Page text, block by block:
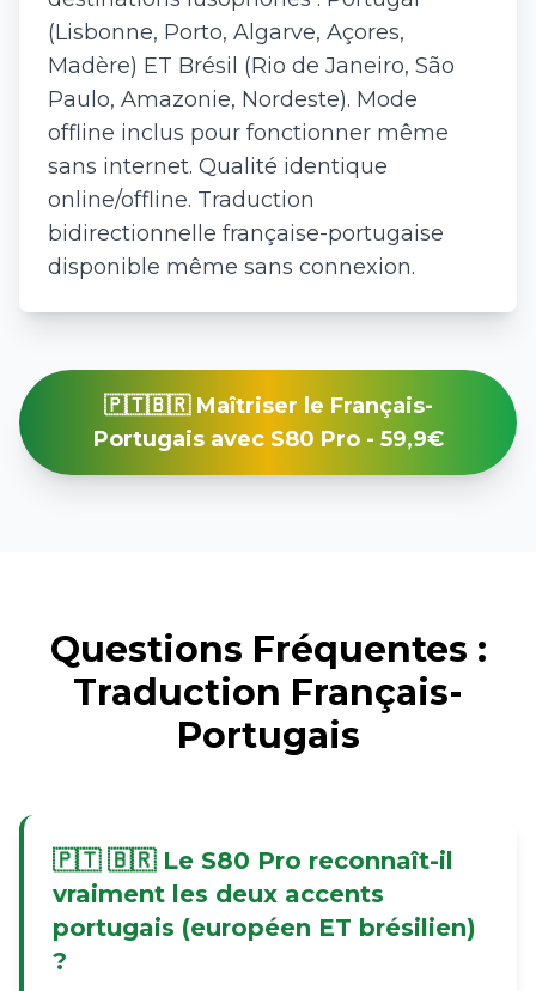
(Lisbonne, Porto, Algarve, Açores,
Madère) ET Brésil (Rio de Janeiro, São
Paulo, Amazonie, Nordeste). Mode
offline inclus pour fonctionner même
sans internet. Qualité identique
online/offline. Traduction
bidirectionnelle française-portugaise
disponible même sans connexion.
🇵🇹🇧🇷 Maîtriser le Français-
Portugais avec S80 Pro - 59,9€
Questions Fréquentes :
Traduction Français-
Portugais
🇵🇹 🇧🇷 Le S80 Pro reconnaît-il
vraiment les deux accents
portugais (européen ET brésilien)
?